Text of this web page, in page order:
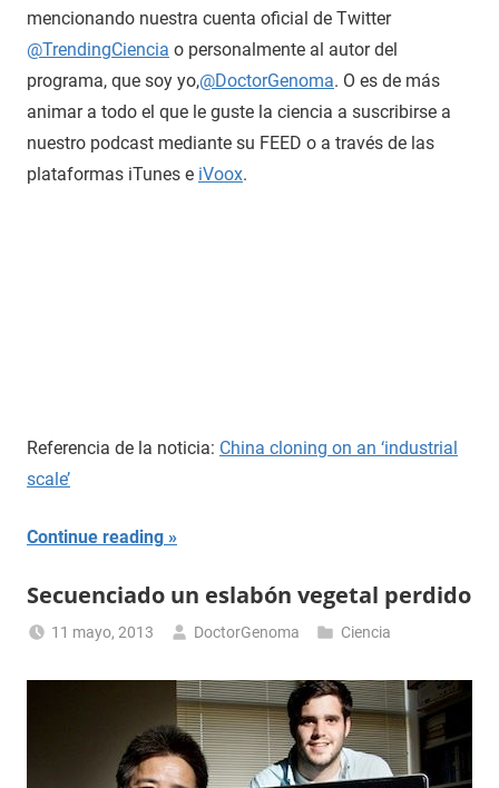
mencionando nuestra cuenta oficial de Twitter
@TrendingCiencia o personalmente al autor del
programa, que soy yo,@DoctorGenoma. O es de más
animar a todo el que le guste la ciencia a suscribirse a
nuestro podcast mediante su FEED o a través de las
plataformas iTunes e iVoox.
Referencia de la noticia: China cloning on an ‘industrial
scale’
Continue reading
Secuenciado un eslabón vegetal perdido
11 mayo, 2013 DoctorGenoma Ciencia